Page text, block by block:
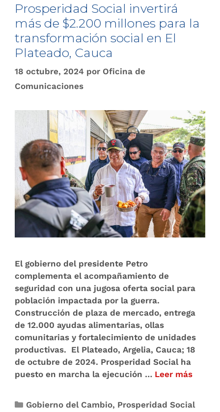
Prosperidad Social invertirá
más de $2.200 millones para la
transformación social en El
Plateado, Cauca
18 octubre, 2024 por Oficina de
Comunicaciones
El gobierno del presidente Petro
complementa el acompañamiento de
seguridad con una jugosa oferta social para
población impactada por la guerra.
Construcción de plaza de mercado, entrega
de 12.000 ayudas alimentarias, ollas
comunitarias y fortalecimiento de unidades
productivas. El Plateado, Argelia, Cauca; 18
de octubre de 2024. Prosperidad Social ha
puesto en marcha la ejecución … Leer más
Gobierno del Cambio, Prosperidad Social